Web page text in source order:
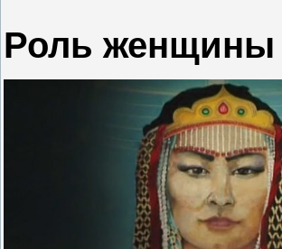
Роль женщины